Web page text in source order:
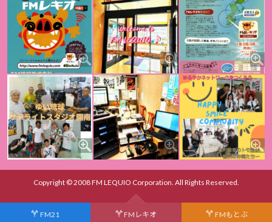
Copyright © 2008 FM LEQUIO Corporation. All Rights Reserved.
FM21 FMレキオ FMもとぶ